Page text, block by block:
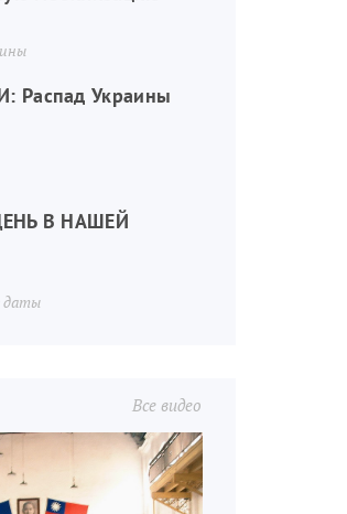
Распад Украины
В НАШЕЙ
даты
Все видео